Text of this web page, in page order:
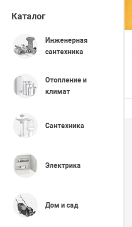
Каталог
Инженерная
сантехника
Отопление и
климат
Сантехника
Электрика
Дом и сад